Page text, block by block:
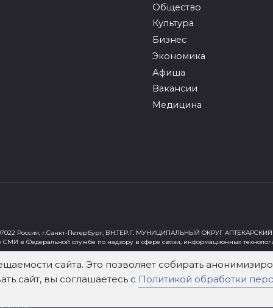
Общество
Культура
Бизнес
Экономика
Афиша
Вакансии
Медицина
Россия, г.Санкт-Петербург, ВН.ТЕР.Г. МУНИЦИПАЛЬНЫЙ ОКРУГ
в Федеральной службе по надзору в сфере связи, информационных
Федеральным законом от 29 декабря 2010 года № 436-ФЗ «О защите детей от
Использование материалов mockva.ru в коммерческих целях без
infox
сайта. Это позволяет собирать
сайт, вы соглашаетесь с Политикой обработки